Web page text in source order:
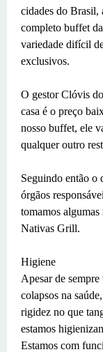
cidades do Brasil,
completo buffet
variedade difícil
exclusivos.
O gestor Clóvis
casa é o preço
nosso buffet, ele
qualquer outro
Seguindo então o
órgãos
tomamos algumas
Nativas Grill.
Higiene
Apesar de
colapsos na
rigidez no que
estamos
Estamos com